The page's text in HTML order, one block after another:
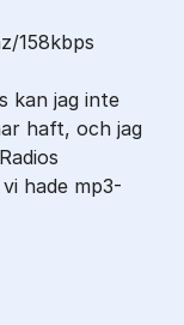
158kbps
kan jag inte
haft, och jag
hade mp3-